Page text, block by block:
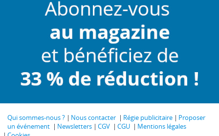
Qui sommes-nous ? Nous contacter Régie publicitaire
Proposer
un événement
Newsletters CGV CGU
Mentions légales